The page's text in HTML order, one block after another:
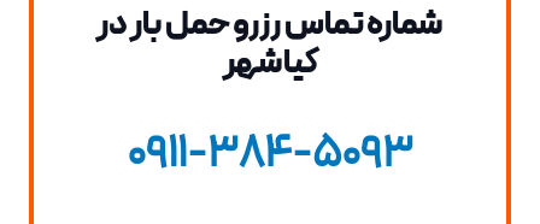
شماره تماس رزرو حمل بار در
کیاشهر
0911-384-5093